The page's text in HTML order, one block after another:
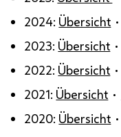
2024: Übersicht •
2023: Übersicht •
2022: Übersicht •
2021: Übersicht •
2020: Übersicht •